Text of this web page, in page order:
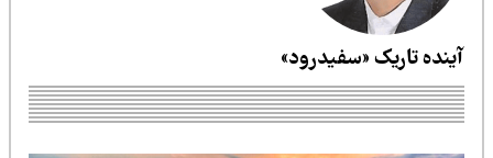
تاریک «سفیدرود»